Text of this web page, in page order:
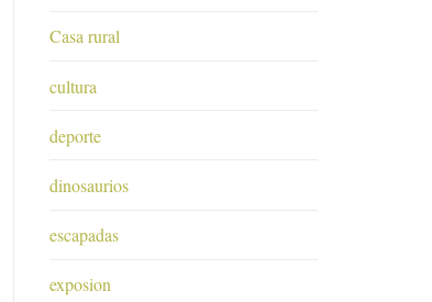
Casa rural
cultura
deporte
dinosaurios
escapadas
exposion